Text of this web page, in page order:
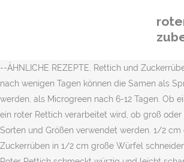
--ÄHNLICHE REZEPTE. Rettich und
nach wenigen Tagen können die Samen als
werden, als Microgreen nach 6-12 Tagen. Ob
ein roter Rettich verarbeitet wird, ob groß oder
Sorten und Größen verwendet werden. 1/2 cm
Zuckerrüben in 1/2 cm große Würfel